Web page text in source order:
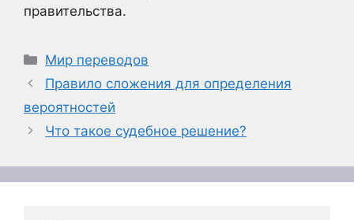
правительства.
Рубрики
Мир переводов
Правило сложения для определения
вероятностей
Что такое судебное решение?